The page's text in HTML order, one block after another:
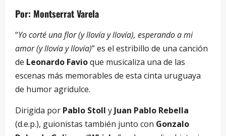
Por: Montserrat Varela
“Yo corté una flor (y llovía y llovía), esperando a mi
amor (y llovía y llovía)” es el estribillo de una canción
de Leonardo Favioque musicaliza una de las
escenas más memorables de esta cinta uruguaya
de humor agridulce.
Dirigida por Pablo Stoll y Juan Pablo Rebella
(d.e.p.), guionistas también junto con Gonzalo